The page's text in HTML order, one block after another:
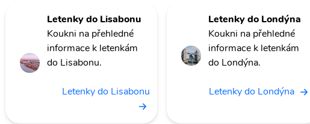
Letenky do Lisabonu
Koukni na přehledné
informace k letenkám
do Lisabonu.
Letenky do Lisabonu
Letenky do Londýna
Koukni na přehledné
informace k letenkám
do Londýna.
Letenky do Londýna